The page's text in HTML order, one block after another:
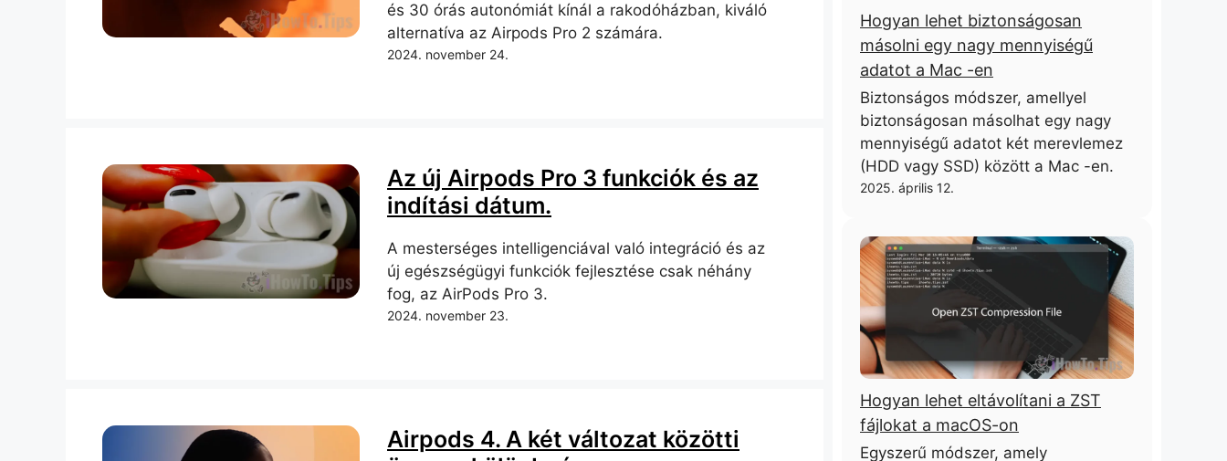
és 30 órás autonómiát kínál a rakodóházban, kiváló
alternatíva az Airpods Pro 2 számára.
2024. november 24.
Az új Airpods Pro 3 funkciók és az
indítási dátum.
A mesterséges intelligenciával való integráció és az
új egészségügyi funkciók fejlesztése csak néhány
fog, az AirPods Pro 3.
2024. november 23.
Airpods 4. A két változat közötti
Hogyan lehet biztonságosan
másolni egy nagy mennyiségű
adatot a Mac -en
Biztonságos módszer, amellyel
biztonságosan másolhat egy nagy
mennyiségű adatot két merevlemez
(HDD vagy SSD) között a Mac -en.
2025. április 12.
Hogyan lehet eltávolítani a ZST
fájlokat a macOS-on
Egyszerű módszer, amely